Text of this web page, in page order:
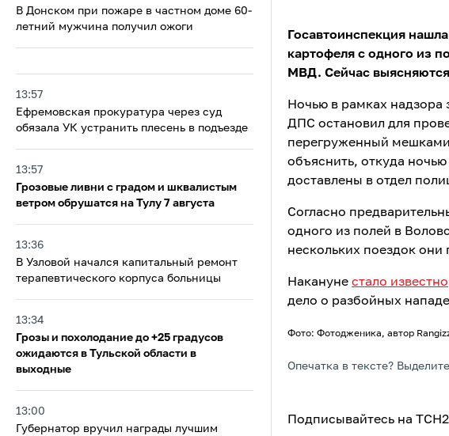
В Донском при пожаре в частном доме 60-
летний мужчина получил ожоги
13:57
Ефремовская прокуратура через суд
обязала УК устранить плесень в подъезде
13:57
Грозовые ливни с градом и шквалистым
ветром обрушатся на Тулу 7 августа
13:36
В Узловой начался капитальный ремонт
терапевтического корпуса больницы
13:34
Грозы и похолодание до +25 градусов
ожидаются в Тульской области в
выходные
13:00
Губернатор вручил награды лучшим
Госавтоинспекция
картофеля с одного из
МВД. Сейчас
Ночью в рамках
ДПС остановил для
перегруженный
объяснить, откуда
доставлены в отдел
Согласно
одного из полей в
нескольких поездок
Накануне стало известно
дело о разбойных
Фото: Фотодженика, автор
Опечатка в тексте?
Подписывайтесь на